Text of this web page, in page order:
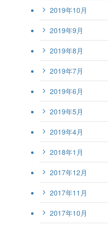
2019年10月
2019年9月
2019年8月
2019年7月
2019年6月
2019年5月
2019年4月
2018年1月
2017年12月
2017年11月
2017年10月